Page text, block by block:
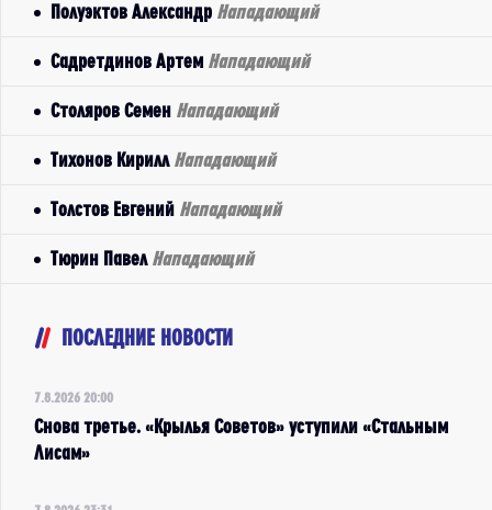
Полуэктов Александр Нападающий
Садретдинов Артем Нападающий
Столяров Семен Нападающий
Тихонов Кирилл Нападающий
Толстов Евгений Нападающий
Тюрин Павел Нападающий
ПОСЛЕДНИЕ НОВОСТИ
7.8.2026 20:00
Снова третье. «Крылья Советов» уступили «Стальным
Лисам»